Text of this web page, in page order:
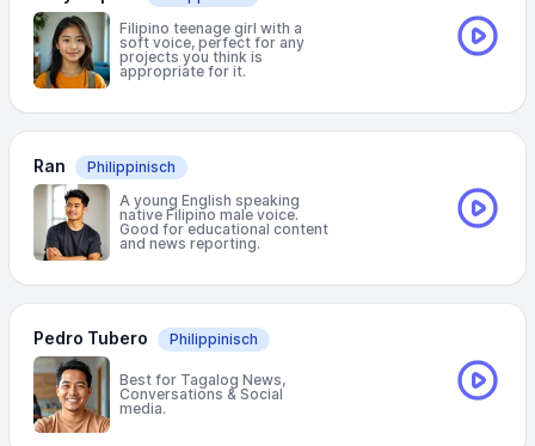
Filipino teenage girl with a
soft voice, perfect for any
projects you think is
appropriate for it.
Ran
Philippinisch
A young English speaking
native Filipino male voice.
Good for educational content
and news reporting.
Pedro Tubero Philippinisch
Best for Tagalog News,
Conversations & Social
media.